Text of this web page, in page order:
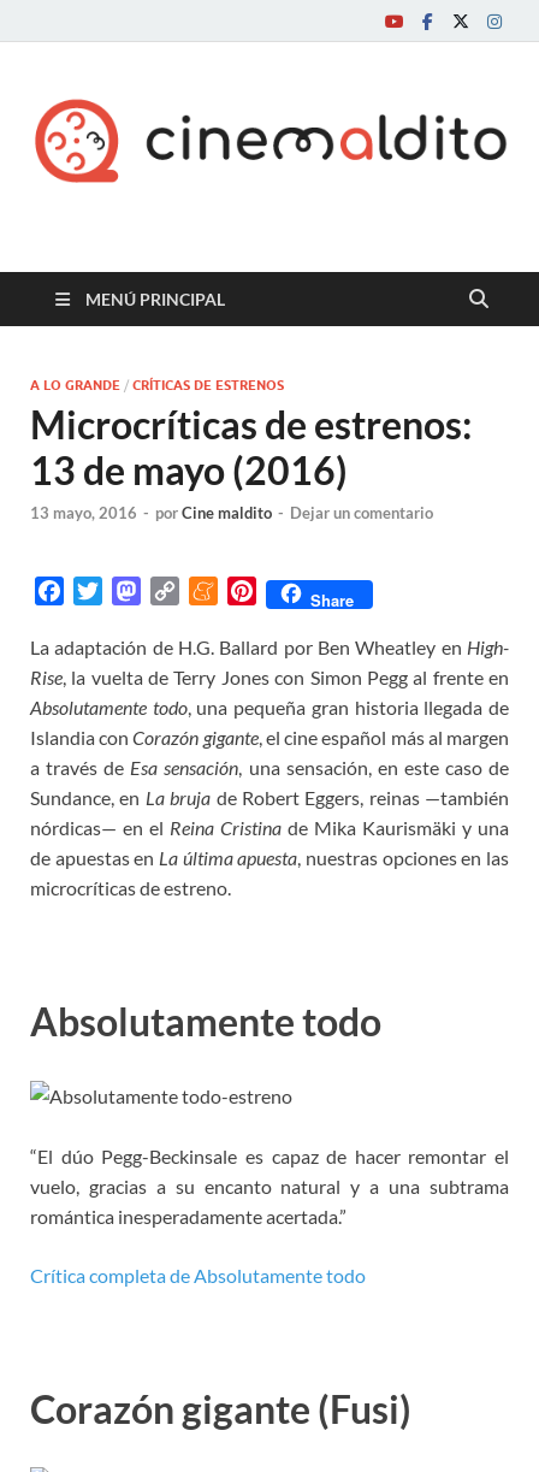
Cine maldito
MENÚ PRINCIPAL
A LO GRANDE / CRÍTICAS DE ESTRENOS
Microcríticas de estrenos:
13 de mayo (2016)
13 mayo, 2016 - porCine maldito - Dejar un comentario
c
e
b
o
o
k
i
t
t
e
r
M
s
t
o
d
o
n
p
y
L
i
n
k
M
n
e
a
m
e
P
n
t
e
r
e
s
t
Share
La adaptación de H.G. Ballard por Ben Wheatley en High-
Rise, la vuelta de Terry Jones con Simon Pegg al frente en
Absolutamente todo, una pequeña gran historia llegada de
Islandia conCorazón gigante, el cine español más al margen
a través de Esa sensación, una sensación, en este caso de
Sundance, en La bruja de Robert Eggers, reinas —también
nórdicas— en el Reina Cristina de Mika Kaurismäki y una
de apuestas en La última apuesta, nuestras opciones en las
microcríticas de estreno.
Absolutamente todo
“El dúo Pegg-Beckinsale es capaz de hacer remontar el
vuelo, gracias a su encanto natural y a una subtrama
romántica inesperadamente acertada.”
Crítica completa de Absolutamente todo
Corazón gigante (Fusi)